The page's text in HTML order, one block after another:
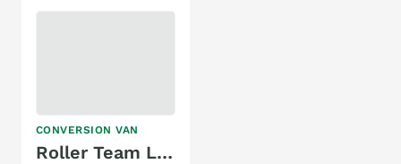
CONVERSION VAN
Roller Team Livingstone DUO